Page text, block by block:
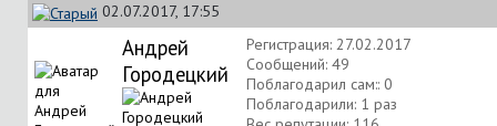
02.07.2017, 17:55
Андрей
Городецкий
Регистрация: 27.02.2017
Сообщений: 49
Поблагодарил сам:: 0
Поблагодарили: 1 раз